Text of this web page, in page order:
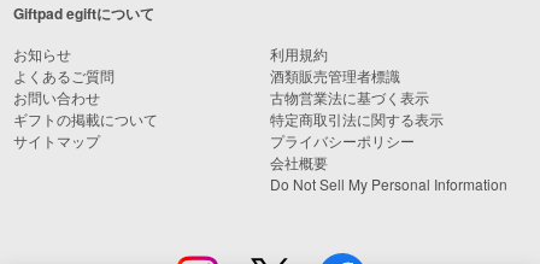
Giftpad egiftについて
お知らせ
よくあるご質問
お問い合わせ
ギフトの掲載について
サイトマップ
利用規約
酒類販売管理者標識
古物営業法に基づく表示
特定商取引法に関する表示
プライバシーポリシー
会社概要
Do Not Sell My Personal Information